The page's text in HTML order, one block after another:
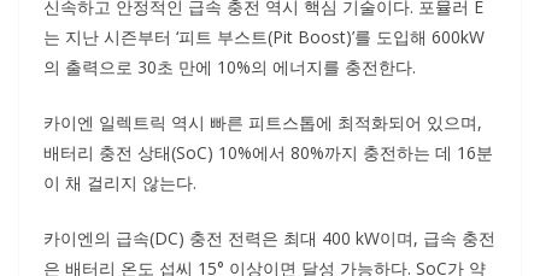
신속하고 안정적인 급속 충전 역시 핵심 기술이다. 포뮬러 E
는 지난 시즌부터 ‘피트 부스트(Pit Boost)’를 도입해 600kW
의 출력으로 30초 만에 10%의 에너지를 충전한다.
카이엔 일렉트릭 역시 빠른 피트스톱에 최적화되어 있으며,
배터리 충전 상태(SoC) 10%에서 80%까지 충전하는 데 16분
이 채 걸리지 않는다.
카이엔의 급속(DC) 충전 전력은 최대 400 kW이며, 급속 충전
은 배터리 온도 섭씨 15° 이상이면 달성 가능하다. SoC가 약